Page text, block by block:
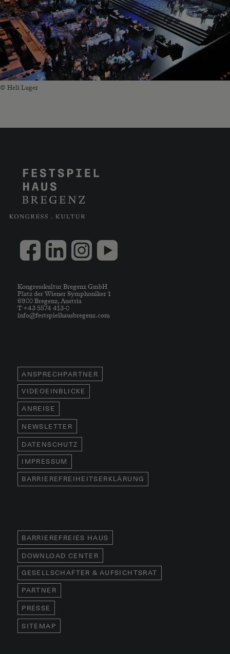
© Heli Luger
Kongresskultur Bregenz GmbH
Platz der Wiener Symphoniker 1
6900 Bregenz, Austria
T +43 5574 413-0
info@festspielhausbregenz.com
ANSPRECHPARTNER
VIDEOEINBLICKE
ANREISE
NEWSLETTER
DATENSCHUTZ
IMPRESSUM
BARRIEREFREIHEITSERKLÄRUNG
BARRIEREFREIES HAUS
DOWNLOAD CENTER
GESELLSCHAFTER & AUFSICHTSRAT
PARTNER
PRESSE
SITEMAP